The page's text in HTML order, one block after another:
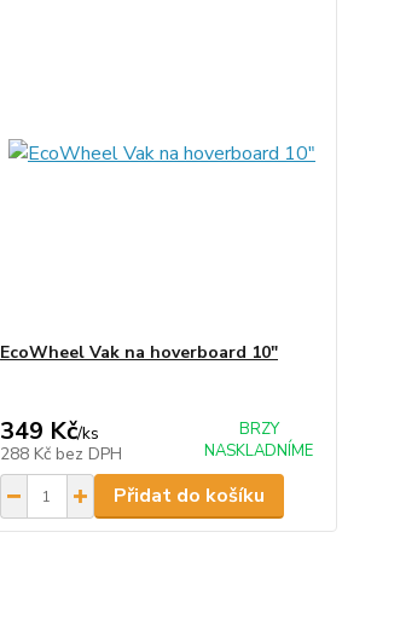
EcoWheel Vak na hoverboard 10"
349 Kč/ks
288 Kč bez DPH
BRZY
NASKLADNÍME
Přidat do košíku